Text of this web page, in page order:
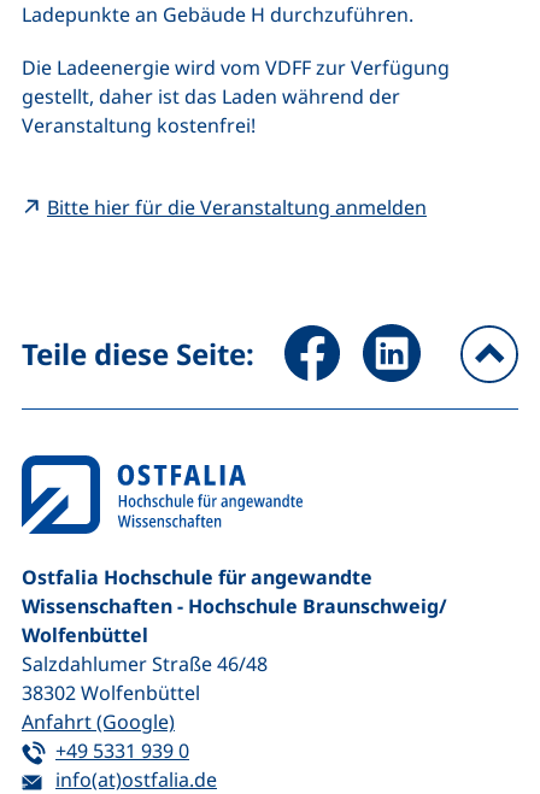
Ladepunkte an Gebäude H durchzuführen.
Die Ladeenergie wird vom VDFF zur Verfügung
gestellt, daher ist das Laden während der
Veranstaltung kostenfrei!
Bitte hier für die Veranstaltung anmelden
Teile diese Seite: Seite über Facebook teilen
Seite über
Ostfalia Hochschule für angewandte
Wissenschaften - Hochschule Braunschweig/​
Wolfenbüttel
Salzdahlumer Straße 46/48
38302Wolfenbüttel
Anfahrt (Google)(externer Link, öffnet neues Fenster)
Tel:
+49 5331 939 0(startet einen Telefonanruf, wenn Ihr
E-Mail:
info(at)ostfalia.de(öffnet Ihr E-Mail-Programm)